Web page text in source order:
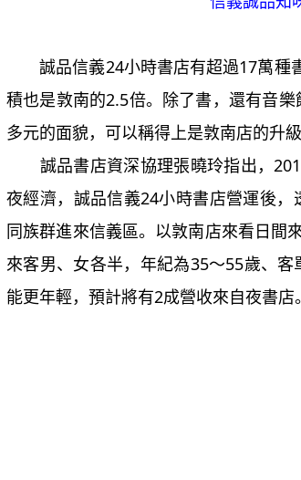
誠品信義24小時書店有超過17萬種
積也是敦南的2.5倍。除了書，還有音
多元的面貌，可以稱得上是敦南店的升級
誠品書店資深協理張曉玲指出，
夜經濟，誠品信義24小時書店營運後
同族群進來信義區。以敦南店來看日間
來客男、女各半，年紀為35～55歲、
能更年輕，預計將有2成營收來自夜書店。